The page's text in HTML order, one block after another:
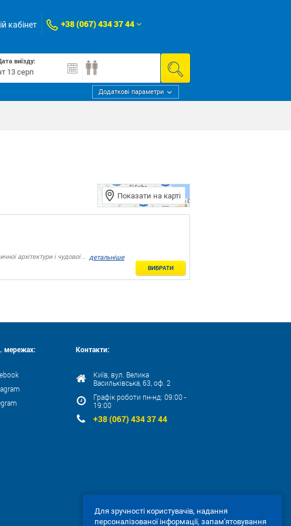
кабінет +38 (067) 434 37 44
виїзду:
Додаткові параметри
Показати на карті
архітектури і чудової...
детальніше
ВИБРАТИ
мережах: Контакти:
Київ, вул. Велика
Васильківська, 63, оф. 2
Графік роботи пн-нд: 09:00 -
19:00
+38 (067) 434 37 44
Для зручності користувачів, надання
персоналізованої інформації, запам'ятовування